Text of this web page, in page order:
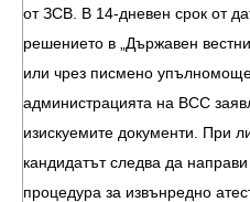
от ЗСВ. В 14-дневен срок от
решението в „Държавен
или чрез писмено
администрацията на ВСС
изискуемите документи. При
кандидатът следва да
процедура за извънредно